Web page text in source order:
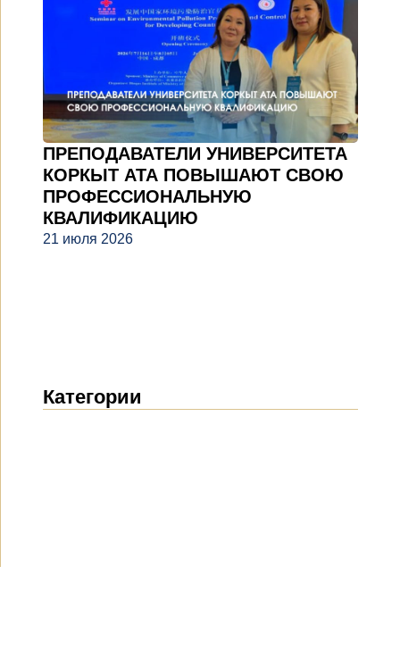
ПРЕПОДАВАТЕЛИ УНИВЕРСИТЕТА
КОРКЫТ АТА ПОВЫШАЮТ СВОЮ
ПРОФЕССИОНАЛЬНУЮ
КВАЛИФИКАЦИЮ
21 июля 2026
Категории